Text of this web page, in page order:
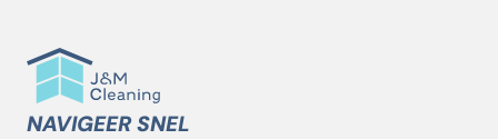
NAVIGEER SNEL